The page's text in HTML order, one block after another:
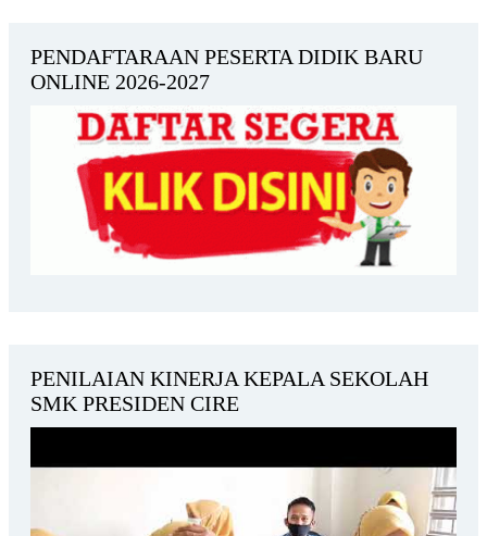
PENDAFTARAAN PESERTA DIDIK BARU
ONLINE 2026-2027
PENILAIAN KINERJA KEPALA SEKOLAH
SMK PRESIDEN CIRE